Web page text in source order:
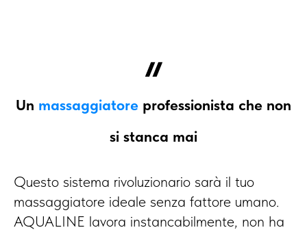
Un massaggiatore professionista che non
si stanca mai
Questo sistema rivoluzionario sarà il tuo
massaggiatore ideale senza fattore umano.
AQUALINE lavora instancabilmente, non ha